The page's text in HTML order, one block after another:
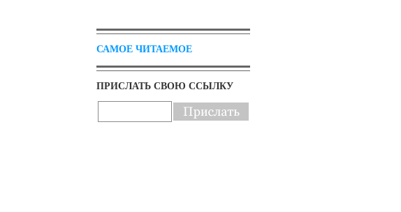
САМОЕ ЧИТАЕМОЕ
ПРИСЛАТЬ СВОЮ ССЫЛКУ